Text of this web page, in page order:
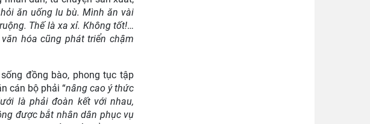
ăn uống lu bù. Mình ăn vài
Thế là xa xỉ. Không tốt!…
hóa cũng phát triển chậm
đồng bào, phong tục tập
cán bộ phải “nâng cao ý thức
là phải đoàn kết với nhau,
được bắt nhân dân phục vụ